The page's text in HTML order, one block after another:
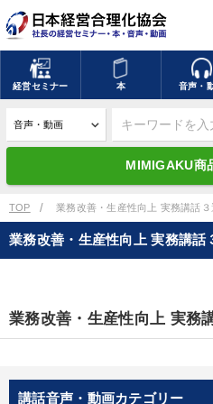
経営セミナー 本 音声・
MIMIGAKU商
キーワードを入力して探す
デジタル版対応のみ検索結果
search 上記の
ます
TOP 業務改善・生産性向上 実務講話３
講話音声・動画カテゴリー
業務改善・生産性向上 実務講話
業務改善・生産性向上 実務